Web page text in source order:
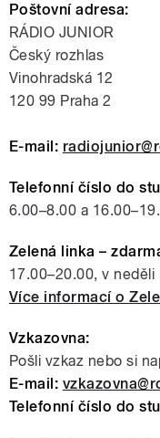
Poštovní adresa:
RÁDIO JUNIOR
Český rozhlas
Vinohradská 12
120 99 Praha 2
E-mail:
Telefonní číslo do
6.00–8.00 a
Zelená linka –
17.00–20.00, v neděli
Více informací o
Vzkazovna:
Pošli vzkaz nebo si
E-mail:
Telefonní číslo do